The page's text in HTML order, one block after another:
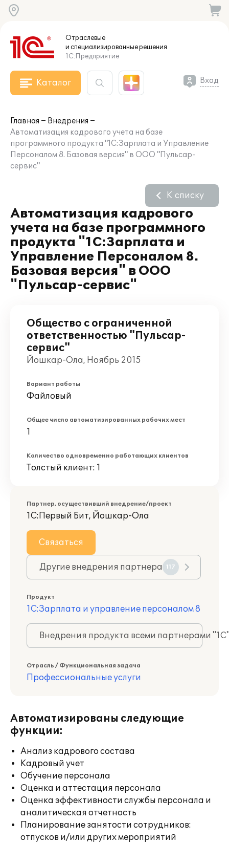
Отраслевые
и специализированныерешения
1С:Предприятие
Каталог Вход
Главная
Внедрения
Автоматизация кадрового учета на базе
программного продукта "1С:Зарплата и Управление
Персоналом 8. Базовая версия" в ООО "Пульсар-
сервис"
Автоматизация кадрового
учета на базе программного
продукта "1С:Зарплата и
Управление Персоналом 8.
Базовая версия" в ООО
"Пульсар-сервис"
К списку
Общество с ограниченной
ответственностью "Пульсар-
сервис"
Йошкар-Ола, Ноябрь 2015
Вариант работы
Файловый
Общее число автоматизированных рабочих мест
1
Количество одновременно работающих клиентов
Толстый клиент: 1
Партнер, осуществивший внедрение/проект
1С:Первый Бит, Йошкар-Ола
Связаться
Другие внедрения партнера 117
Продукт
1С:Зарплата и управление персоналом 8
Внедрения продукта всеми партнерами
Отрасль / Функциональная задача
Профессиональные услуги
Автоматизированы следующие
функции:
Анализ кадрового состава
Кадровый учет
Обучение персонала
Оценка и аттестация персонала
Оценка эффективности службы персонала и
аналитическая отчетность
Планирование занятости сотрудников:
отпусков и/или других мероприятий